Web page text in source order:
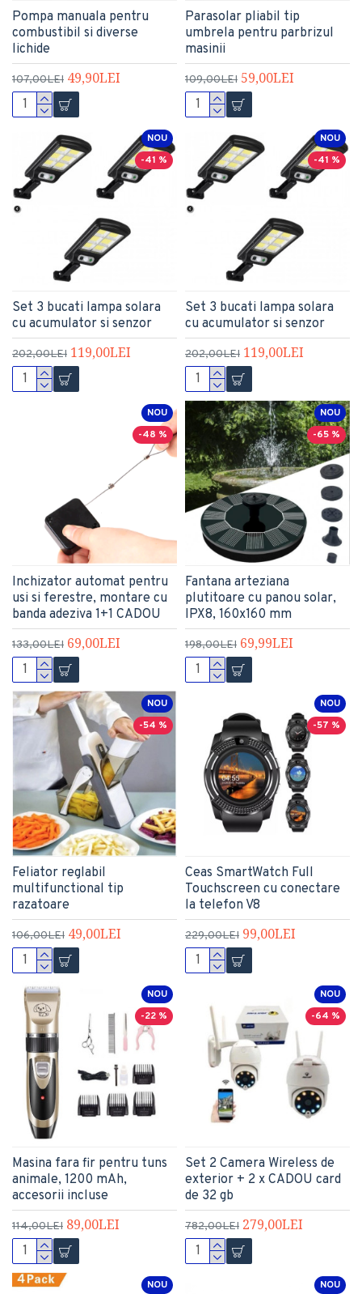
Pompa manuala pentru
combustibil si diverse
lichide
107,00LEI 49,90LEI
Parasolar pliabil tip
umbrela pentru parbrizul
masinii
109,00LEI 59,00LEI
NOU
-41 %
Set 3 bucati lampa solara
cu acumulator si senzor
202,00LEI 119,00LEI
NOU
-41 %
Set 3 bucati lampa solara
cu acumulator si senzor
202,00LEI 119,00LEI
NOU
-48 %
Inchizator automat pentru
usi si ferestre, montare cu
banda adeziva 1+1 CADOU
133,00LEI 69,00LEI
NOU
-65 %
Fantana arteziana
plutitoare cu panou solar,
IPX8, 160x160 mm
198,00LEI 69,99LEI
NOU
-54 %
Feliator reglabil
multifunctional tip
razatoare
106,00LEI 49,00LEI
NOU
-57 %
Ceas SmartWatch Full
Touchscreen cu conectare
la telefon V8
229,00LEI 99,00LEI
NOU
-22 %
Masina fara fir pentru tuns
animale, 1200 mAh,
accesorii incluse
114,00LEI 89,00LEI
NOU
-64 %
Set 2 Camera Wireless de
exterior + 2 x CADOU card
de 32 gb
782,00LEI 279,00LEI
NOU NOU